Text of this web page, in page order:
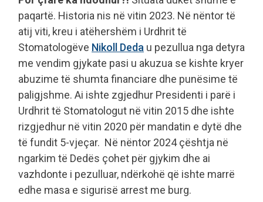
paqartë. Historia nis në vitin 2023. Në nëntor të
atij viti, kreu i atëhershëm i Urdhrit të
Stomatologëve Nikoll Deda u pezullua nga detyra
me vendim gjykate pasi u akuzua se kishte kryer
abuzime të shumta financiare dhe punësime të
paligjshme. Ai ishte zgjedhur Presidenti i parë i
Urdhrit të Stomatologut në vitin 2015 dhe ishte
rizgjedhur në vitin 2020 për mandatin e dytë dhe
të fundit 5-vjeçar. Në nëntor 2024 çështja në
ngarkim të Dedës çohet për gjykim dhe ai
vazhdonte i pezulluar, ndërkohë që ishte marrë
edhe masa e sigurisë arrest me burg.